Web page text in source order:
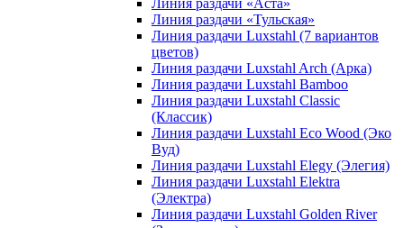
Линия раздачи «Аста»
Линия раздачи «Тульская»
Линия раздачи Luxstahl (7 вариантов
цветов)
Линия раздачи Luxstahl Arch (Арка)
Линия раздачи Luxstahl Bamboo
Линия раздачи Luxstahl Classic
(Классик)
Линия раздачи Luxstahl Eco Wood (Эко
Вуд)
Линия раздачи Luxstahl Elegy (Элегия)
Линия раздачи Luxstahl Elektra
(Электра)
Линия раздачи Luxstahl Golden River